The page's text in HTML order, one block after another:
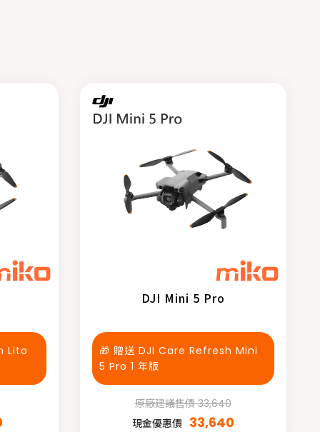
Lito
DJI Mini 5 Pro
🎁 贈送 DJI Care Refresh Mini
5 Pro 1 年版
原廠建議售價 33,640
現金優惠價 33,640